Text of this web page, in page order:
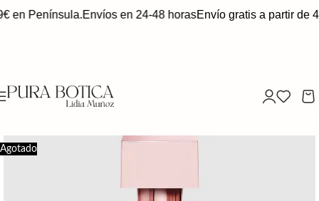
en Península.Envíos en 24-48 horasEnvío gratis a partir de
Agotado